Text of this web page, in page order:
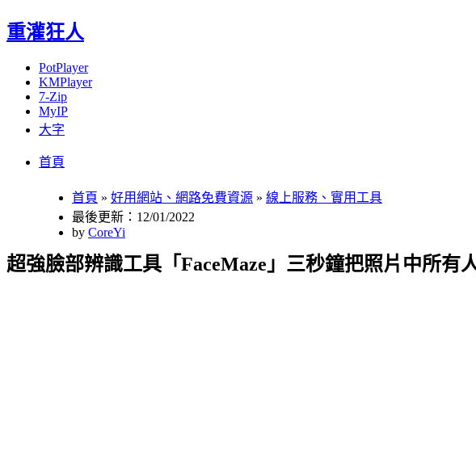
重灌狂人
PotPlayer
KMPlayer
7-Zip
MyIP
大字
首頁
首頁 » 好用網站、網路免費資源 » 線上服務、實用工具
最後更新：12/01/2022
by CoreYi
超強臉部辨識工具「FaceMaze」三秒鐘把照片中所有